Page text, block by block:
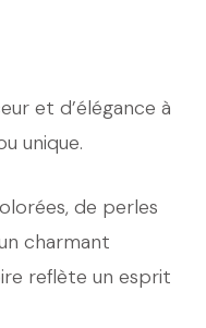
et d’élégance à
unique.
de perles
charmant
reflète un esprit